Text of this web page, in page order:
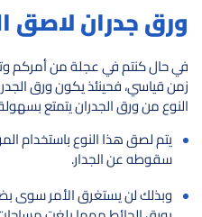
ورق جدران لاصق
في حال كنتم في عجلة من أمركم
زمن قياسي، فحينئذ يكون ورق
النوع من ورق الجدران يتمتع
يتم لصق هذا النوع باستخدام
سقوطه عن الجدار.
وبذلك لن يستغرق الأمر سوى